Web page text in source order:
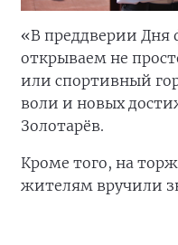
«В преддверии
открываем не
или спортивный
воли и новых
Золотарёв.
Кроме того, на
жителям вручили